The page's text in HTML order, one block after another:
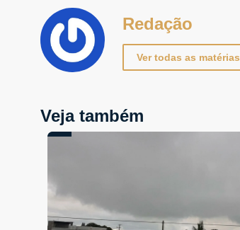
Redação
Ver todas as matérias
Veja também